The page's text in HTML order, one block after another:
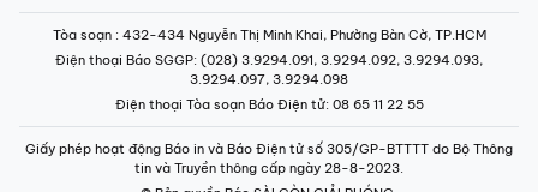
Tòa soạn : 432-434 Nguyễn Thị Minh Khai, Phường Bàn Cờ, TP.HCM
Điện thoại Báo SGGP: (028) 3.9294.091, 3.9294.092, 3.9294.093,
3.9294.097, 3.9294.098
Điện thoại Tòa soạn Báo Điện tử: 08 65 11 22 55
Giấy phép hoạt động Báo in và Báo Điện tử số 305/GP-BTTTT do Bộ Thông
tin và Truyền thông cấp ngày 28-8-2023.